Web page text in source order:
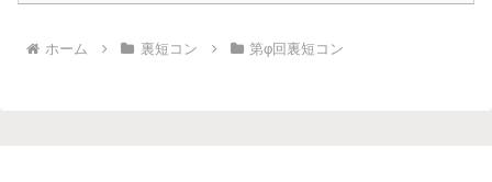
ホーム 裏短コン 第φ回裏短コン